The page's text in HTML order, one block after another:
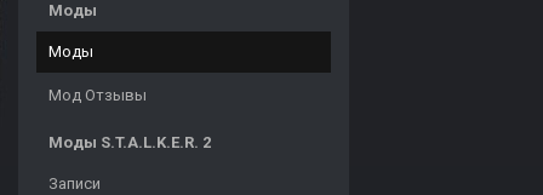
Моды
Моды
Мод Отзывы
Моды S.T.A.L.K.E.R. 2
Записи